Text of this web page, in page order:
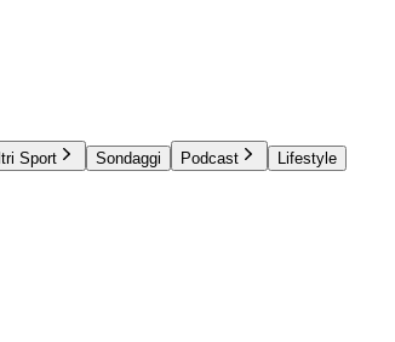
Sport Sondaggi Podcast Lifestyle